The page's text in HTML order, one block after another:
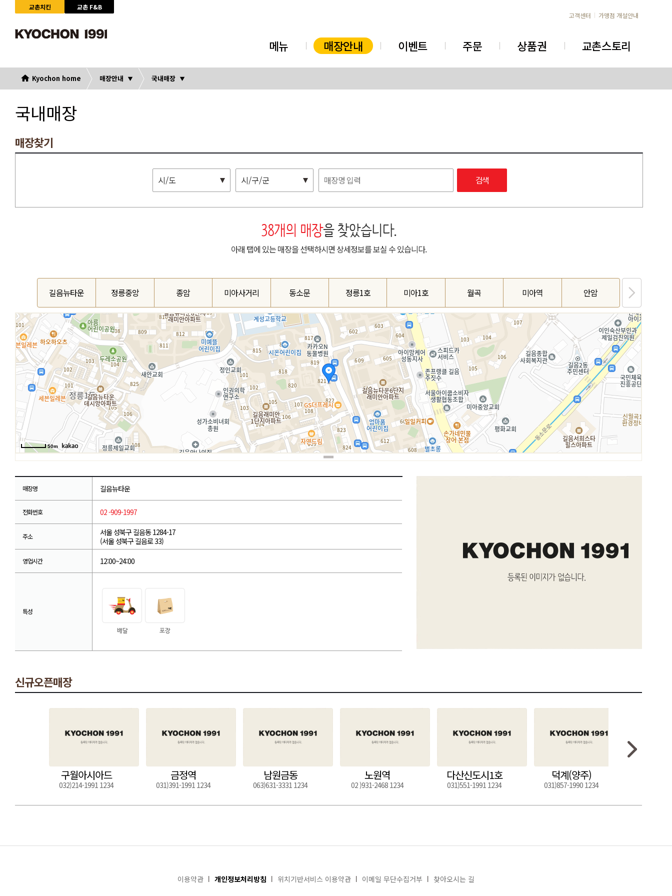
교촌치킨
교촌 F&B
고객센터
가맹점 개설안내
메뉴 매장안내 이벤트 주문 상품권 교촌스토리
Kyochon home 매장안내 국내매장
국내매장
매장찾기
시/도 시/구/군 검색
38개의 매장을 찾았습니다.
아래 탭에 있는 매장을 선택하시면 상세정보를 보실 수 있습니다.
길음뉴타운 정릉중앙 종암 미아사거리 동소문 정릉1호 미아1호 월곡 미아역 안암
50m
매장명 길음뉴타운
전화번호 02 -909-1997
주소
서울 성북구 길음동 1284-17
(서울 성북구 길음로 33)
영업시간 12:00~24:00
특성
신규오픈매장
구월아시아드
032)214-1991 1234
금정역
031)391-1991 1234
남원금동
063)631-3331 1234
노원역
02 )931-2468 1234
다산신도시1호
031)551-1991 1234
덕계(양주)
031)857-1990 1234
이용약관 개인정보처리방침 위치기반서비스 이용약관 이메일 무단수집거부 찾아오시는 길